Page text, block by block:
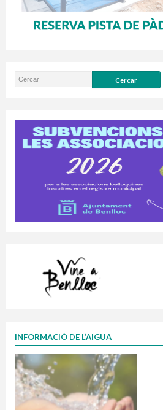
INFORMACIÓ DE L’AIGUA